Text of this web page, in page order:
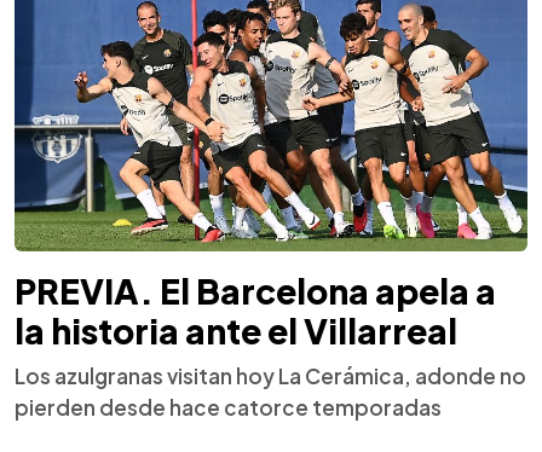
PREVIA. El Barcelona apela a
la historia ante el Villarreal
Los azulgranas visitan hoy La Cerámica, adonde no
pierden desde hace catorce temporadas